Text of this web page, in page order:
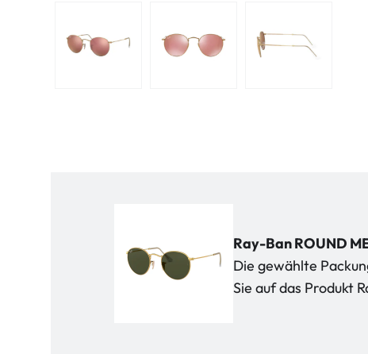
Ray-Ban ROUND
Die gewählte
Sie auf das Produkt